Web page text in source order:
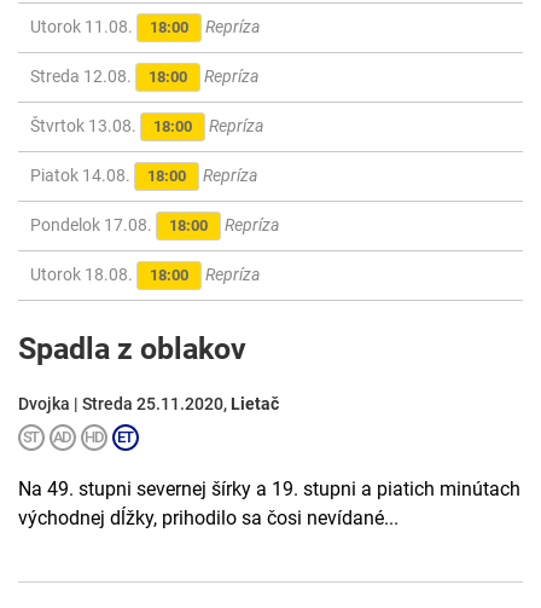
Utorok 11.08. 18:00 Repríza
Streda 12.08. 18:00 Repríza
Štvrtok 13.08. 18:00 Repríza
Piatok 14.08. 18:00 Repríza
Pondelok 17.08. 18:00 Repríza
Utorok 18.08. 18:00 Repríza
Spadla z oblakov
Dvojka | Streda 25.11.2020, Lietač
Na 49. stupni severnej šírky a 19. stupni a piatich minútach
východnej dĺžky, prihodilo sa čosi nevídané...